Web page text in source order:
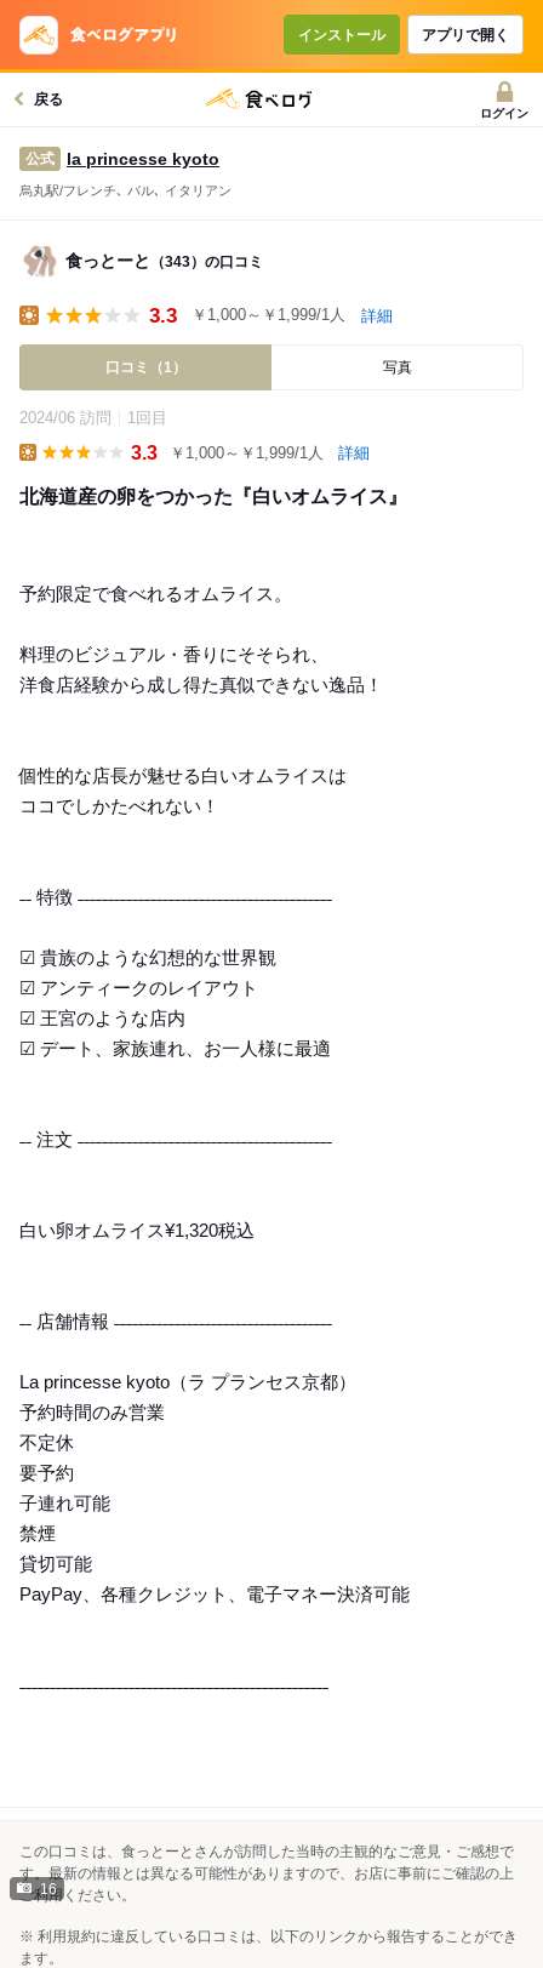
インストール アプリで開く
戻る
ログイン
公式 la princesse kyoto
烏丸駅/フレンチ､ バル､ イタリアン
食っとーと （343）の口コミ
3.3 ￥1,000～￥1,999/1人 詳細
口コミ（1） 写真
2024/06 訪問 1回目
3.3 ￥1,000～￥1,999/1人 詳細
北海道産の卵をつかった『白いオムライス』
予約限定で食べれるオムライス。
料理のビジュアル・香りにそそられ、
洋食店経験から成し得た真似できない逸品！
個性的な店長が魅せる白いオムライスは
ココでしかたべれない！
˗˗ 特徴 ˗˗˗˗˗˗˗˗˗˗˗˗˗˗˗˗˗˗˗˗˗˗˗˗˗˗˗˗˗˗˗˗˗˗˗˗˗˗˗˗˗˗
☑︎ 貴族のような幻想的な世界観
☑︎ アンティークのレイアウト
☑︎ 王宮のような店内
☑︎ デート、家族連れ、お一人様に最適
˗˗ 注文 ˗˗˗˗˗˗˗˗˗˗˗˗˗˗˗˗˗˗˗˗˗˗˗˗˗˗˗˗˗˗˗˗˗˗˗˗˗˗˗˗˗˗
白い卵オムライス¥1,320税込
˗˗ 店舗情報 ˗˗˗˗˗˗˗˗˗˗˗˗˗˗˗˗˗˗˗˗˗˗˗˗˗˗˗˗˗˗˗˗˗˗˗˗
La princesse kyoto（ラ プランセス京都）
予約時間のみ営業
不定休
要予約
子連れ可能
禁煙
貸切可能
PayPay、各種クレジット、電子マネー決済可能
˗˗˗˗˗˗˗˗˗˗˗˗˗˗˗˗˗˗˗˗˗˗˗˗˗˗˗˗˗˗˗˗˗˗˗˗˗˗˗˗˗˗˗˗˗˗˗˗˗˗˗
16
この口コミは、食っとーとさんが訪問した当時の主観的なご意見・ご感想で
す。最新の情報とは異なる可能性がありますので、お店に事前にご確認の上
ご利用ください。
※ 利用規約に違反している口コミは、以下のリンクから報告することができ
ます。